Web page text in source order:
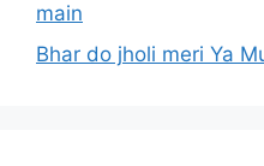
main
Bhar do jholi meri Ya